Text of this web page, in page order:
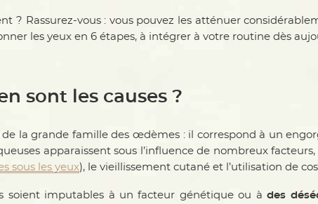
? Rassurez-vous : vous pouvez les atténuer
les yeux en 6 étapes, à intégrer à votre routine dès
sont les causes ?
la grande famille des œdèmes : il correspond à un
apparaissent sous l’influence de nombreux
sous les yeux), le vieillissement cutané et l’utilisation de
soient imputables à un facteur génétique ou àdes